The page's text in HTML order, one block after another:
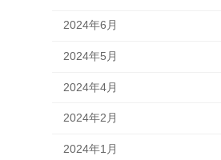
2024年6月
2024年5月
2024年4月
2024年2月
2024年1月